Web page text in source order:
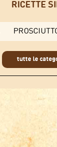
RICETTE
tutte le